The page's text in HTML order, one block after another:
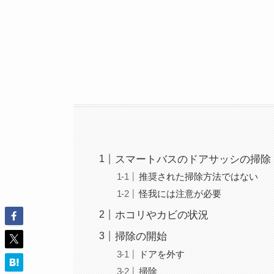
スマートバスのドアサッシの掃除
推奨された掃除方法ではない
怪我には注意が必要
ホコリやカビの状況
掃除の開始
ドアを外す
掃除